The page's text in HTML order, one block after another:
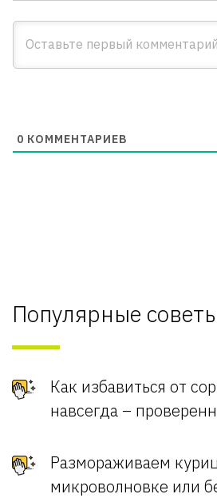
0 КОММЕНТАРИЕВ
Популярные
Как избавиться от
навсегда –
Размораживаем
микроволновке или